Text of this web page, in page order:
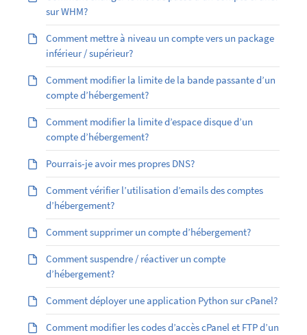
sur WHM?
Comment mettre à niveau un compte vers un package
inférieur / supérieur?
Comment modifier la limite de la bande passante d’un
compte d’hébergement?
Comment modifier la limite d’espace disque d’un
compte d’hébergement?
Pourrais-je avoir mes propres DNS?
Comment vérifier l’utilisation d’emails des comptes
d’hébergement?
Comment supprimer un compte d’hébergement?
Comment suspendre / réactiver un compte
d’hébergement?
Comment déployer une application Python sur cPanel?
Comment modifier les codes d’accès cPanel et FTP d’un